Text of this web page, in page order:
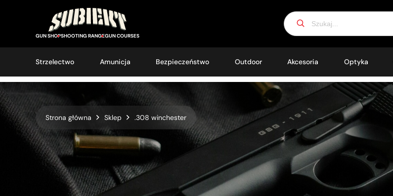
GUN SHOPSHOOTING RANGEGUN COURSES
Search
for:
Strzelectwo Amunicja Bezpieczeństwo Outdoor Akcesoria Optyka
Strona główna Sklep .308 winchester